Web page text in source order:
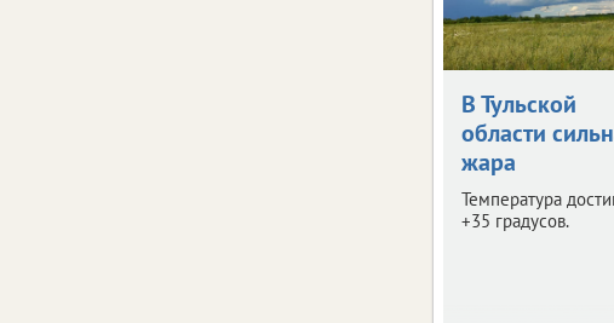
В Тульской
области
жара
Температура
+35 градусов.